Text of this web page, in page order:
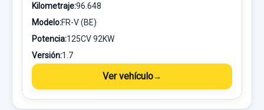
Kilometraje:96.648
Modelo:FR-V (BE)
Potencia:125CV 92KW
Versión:1.7
Ver vehículo